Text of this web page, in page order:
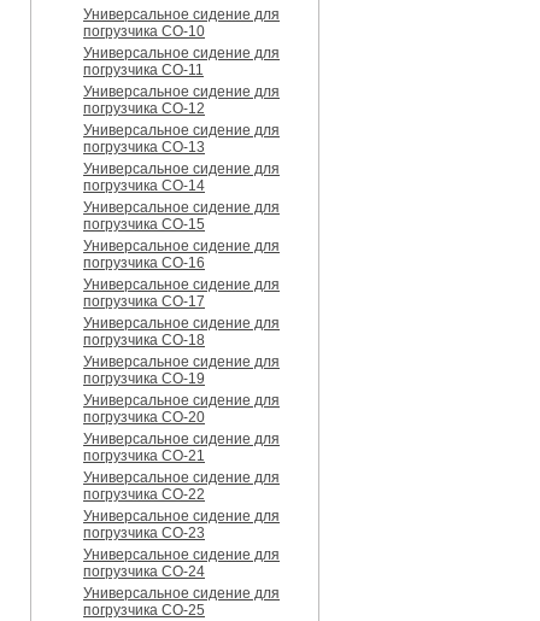
Универсальное сидение для
погрузчика CO-10
Универсальное сидение для
погрузчика CO-11
Универсальное сидение для
погрузчика CO-12
Универсальное сидение для
погрузчика CO-13
Универсальное сидение для
погрузчика CO-14
Универсальное сидение для
погрузчика CO-15
Универсальное сидение для
погрузчика CO-16
Универсальное сидение для
погрузчика CO-17
Универсальное сидение для
погрузчика CO-18
Универсальное сидение для
погрузчика CO-19
Универсальное сидение для
погрузчика CO-20
Универсальное сидение для
погрузчика CO-21
Универсальное сидение для
погрузчика CO-22
Универсальное сидение для
погрузчика CO-23
Универсальное сидение для
погрузчика CO-24
Универсальное сидение для
погрузчика CO-25